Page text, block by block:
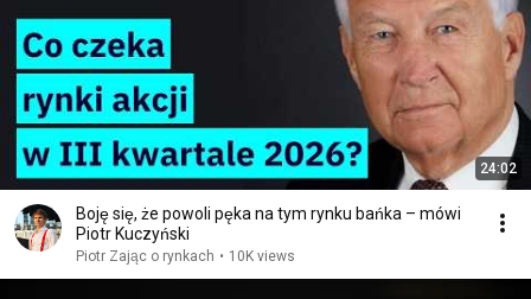
24:02
Boję się, że powoli pęka na tym rynku bańka – mówi
Piotr Kuczyński
Piotr Zając o rynkach • 10K views